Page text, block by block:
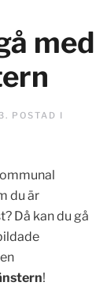
med
. POSTAD I
du är
Då kan du gå
!